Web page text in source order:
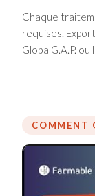
Chaque
requises.
GlobalG.A.P.
COMMENT